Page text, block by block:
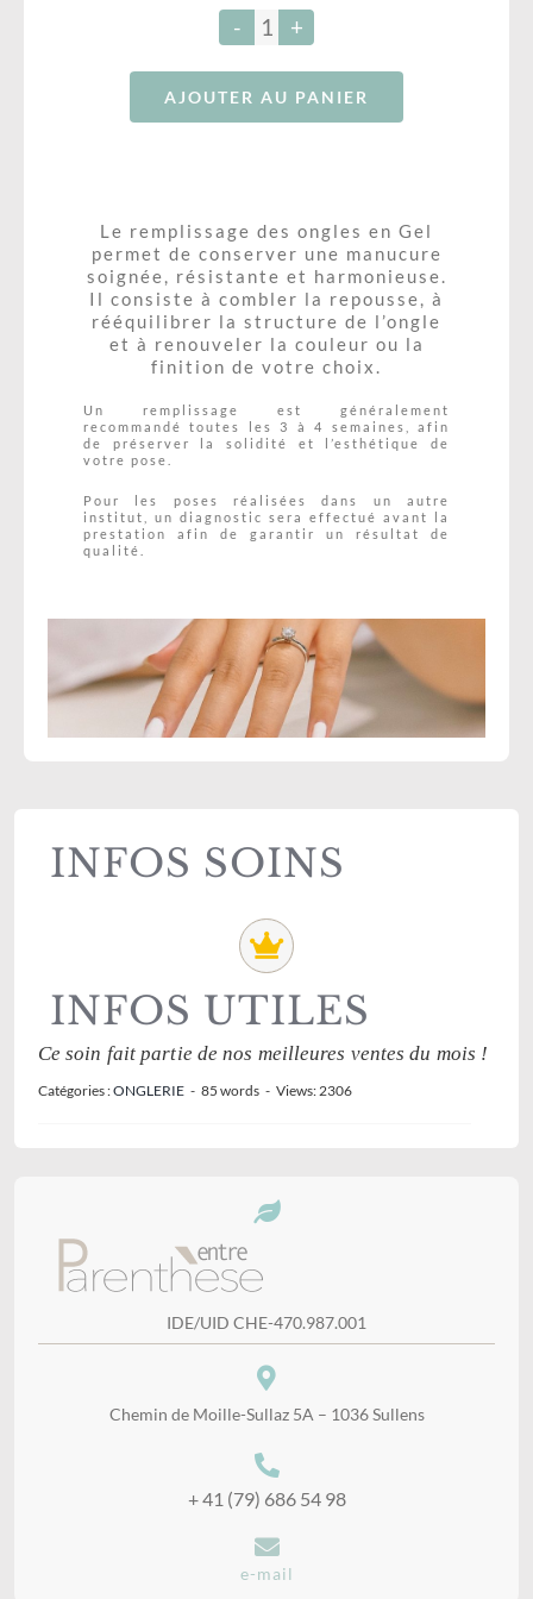
RÉSERVATION – SALONKEE
Bouche
Maquillage Permanent
Bon Cadeau-Formations
IDE/UID CHE-470.987.001
Chemin de Moille-Sullaz 5A – 1036 Sullens
+ 41 (79) 686 54 98
e-mail
quantité
de
Remplisage
AJOUTER AU PANIER
Le remplissage des ongles en Gel
permet de conserver une manucure
soignée, résistante et harmonieuse.
Il consiste à combler la repousse, à
rééquilibrer la structure de l’ongle
et à renouveler la couleur ou la
finition de votre choix.
Un remplissage est généralement
recommandé toutes les 3 à 4 semaines, afin
de préserver la solidité et l’esthétique de
votre pose.
Pour les poses réalisées dans un autre
institut, un diagnostic sera effectué avant la
prestation afin de garantir un résultat de
qualité.
INFOS SOINS
INFOS UTILES
Ce soin fait partie de nos meilleures ventes du mois !
Catégories :ONGLERIE - 85 words - Views: 2306